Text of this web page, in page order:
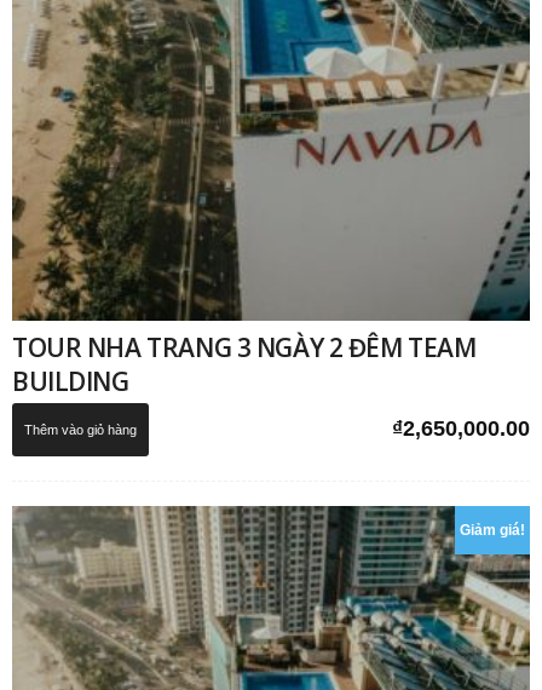
TOUR NHA TRANG 3 NGÀY 2 ĐÊM TEAM
BUILDING
₫2,650,000.00
Thêm vào giỏ hàng
Giảm giá!